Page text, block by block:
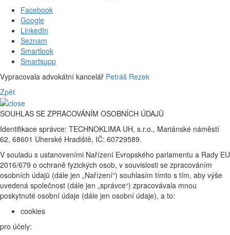
Facebook
Google
LinkedIn
Seznam
Smartlook
Smartsupp
Vypracovala advokátní kancelář Petráš Rezek
Zpět
SOUHLAS SE ZPRACOVÁNÍM OSOBNÍCH ÚDAJŮ
Identifikace správce: TECHNOKLIMA UH, s.r.o., Mariánské náměstí
62, 68601 Uherské Hradiště, IČ: 60729589.
V souladu s ustanoveními Nařízení Evropského parlamentu a Rady EU
2016/679 o ochraně fyzických osob, v souvislosti se zpracováním
osobních údajů (dále jen „Nařízení“) souhlasím tímto s tím, aby výše
uvedená společnost (dále jen „správce“) zpracovávala mnou
poskytnuté osobní údaje (dále jen osobní údaje), a to:
cookies
pro účely: